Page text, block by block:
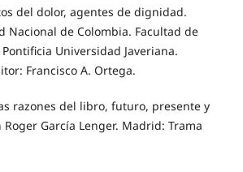
del dolor, agentes de dignidad.
Nacional de Colombia. Facultad de
Universidad Javeriana.
Francisco A. Ortega.
razones del libro, futuro, presente y
García Lenger. Madrid: Trama